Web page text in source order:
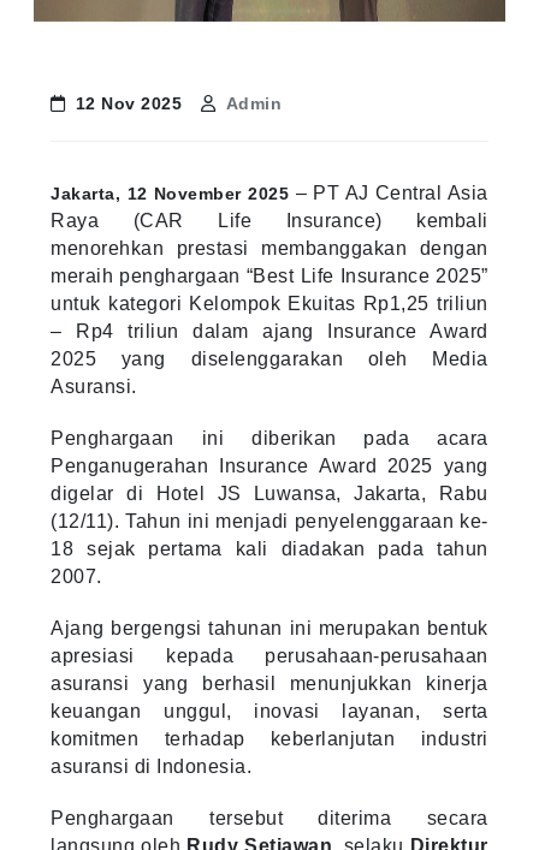
12 Nov 2025 Admin
Jakarta, 12 November 2025 – PT AJ Central Asia
Raya (CAR Life Insurance) kembali
menorehkan prestasi membanggakan dengan
meraih penghargaan “Best Life Insurance 2025”
untuk kategori Kelompok Ekuitas Rp1,25 triliun
– Rp4 triliun dalam ajang Insurance Award
2025 yang diselenggarakan oleh Media
Asuransi.
Penghargaan ini diberikan pada acara
Penganugerahan Insurance Award 2025 yang
digelar di Hotel JS Luwansa, Jakarta, Rabu
(12/11). Tahun ini menjadi penyelenggaraan ke-
18 sejak pertama kali diadakan pada tahun
2007.
Ajang bergengsi tahunan ini merupakan bentuk
apresiasi kepada perusahaan-perusahaan
asuransi yang berhasil menunjukkan kinerja
keuangan unggul, inovasi layanan, serta
komitmen terhadap keberlanjutan industri
asuransi di Indonesia.
Penghargaan tersebut diterima secara
langsung oleh Rudy Setiawan, selaku Direktur